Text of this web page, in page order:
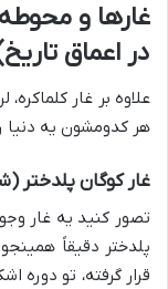
غارها و
در اعماق
علاوه بر غار
هر کدومشون یه دنیا
غار کوگان
تصور کنید یه غار
قرار گرفته، تو دوره